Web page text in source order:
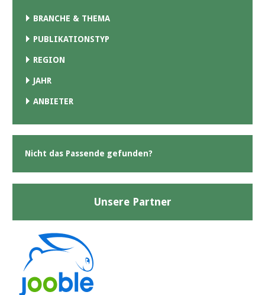
BRANCHE & THEMA
PUBLIKATIONSTYP
REGION
JAHR
ANBIETER
Nicht das Passende gefunden?
Unsere Partner